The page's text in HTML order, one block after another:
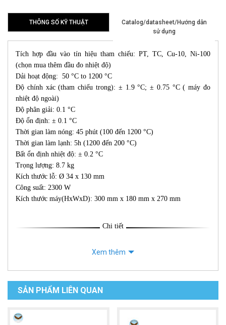
THÔNG SỐ KỸ THUẬT
Catalog/datasheet/Hướng dẫn
sử dụng
Tích hợp đầu vào tín hiệu tham chiếu: PT, TC, Cu-10, Ni-100
(chọn mua thêm đầu đo nhiệt độ)
Dải hoạt động: 50 °C to 1200 °C
Độ chính xác (tham chiếu trong): ± 1.9 °C; ± 0.75 °C ( máy đo
nhiệt độ ngoài)
Độ phân giải: 0.1 °C
Độ ổn định: ± 0.1 °C
Thời gian làm nóng: 45 phút (100 đến 1200 °C)
Thời gian làm lạnh: 5h (1200 đến 200 °C)
Bất ổn định nhiệt độ: ± 0.2 °C
Trọng lượng: 8.7 kg
Kích thước lỗ: Ø 34 x 130 mm
Công suất: 2300 W
Kích thước máy(HxWxD): 300 mm x 180 mm x 270 mm
Chi tiết
Xem thêm
SẢN PHẨM LIÊN QUAN